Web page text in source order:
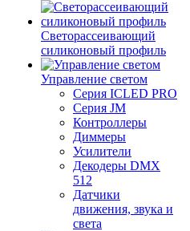
Светорассеивающий
силиконовый профиль
Управление светом
Серия ICLED PRO
Серия JM
Контроллеры
Диммеры
Усилители
Декодеры DMX
512
Датчики
движения, звука и
света